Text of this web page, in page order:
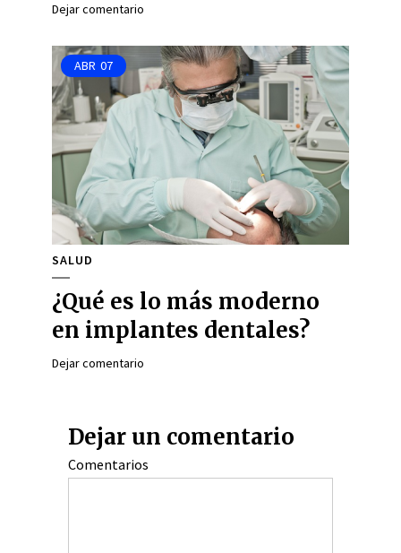
Dejar comentario
ABR 07
SALUD
¿Qué es lo más moderno
en implantes dentales?
Dejar comentario
Dejar un comentario
Comentarios